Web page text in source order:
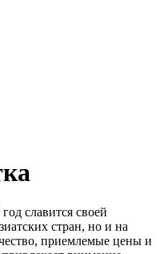
славится своей
стран, но и на
приемлемые цены и